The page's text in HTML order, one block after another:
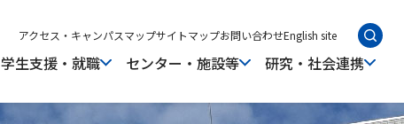
学生支援・就職 センター・施設等 研究・社会連携
アクセス・キャンパスマップサイトマップお問い合わせEnglish site